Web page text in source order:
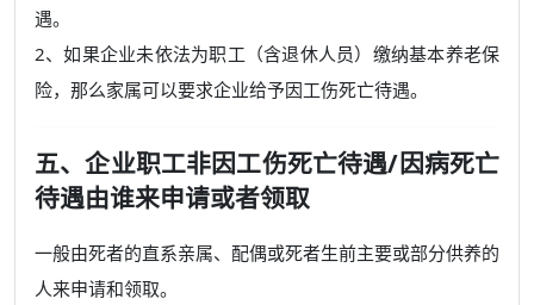
遇。
2、如果企业未依法为职工（含退休人员）缴纳基本养老保
险，那么家属可以要求企业给予因工伤死亡待遇。
五、企业职工非因工伤死亡待遇/因病死亡
待遇由谁来申请或者领取
一般由死者的直系亲属、配偶或死者生前主要或部分供养的
人来申请和领取。